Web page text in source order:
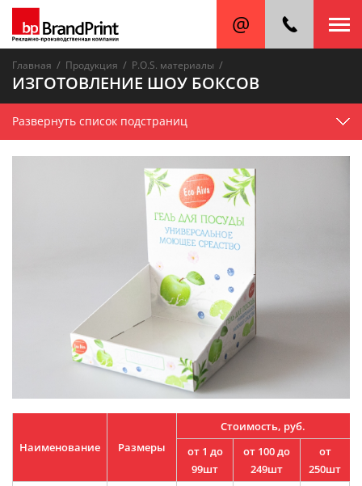
Главная / Продукция / P.O.S. материалы /
ИЗГОТОВЛЕНИЕ ШОУ БОКСОВ
Развернуть список подстраниц
Наименование Размеры
Стоимость, руб.
от 1 до
99шт
от 100 до
249шт
от
250шт